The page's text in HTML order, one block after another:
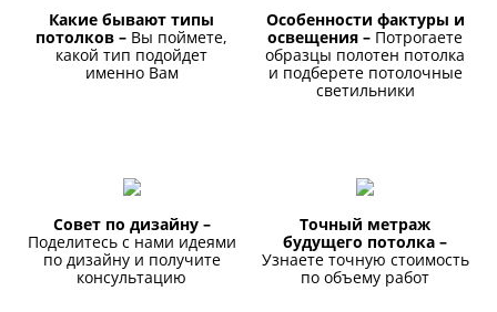
Какие бывают типы
потолков – Вы поймете,
какой тип подойдет
именно Вам
Особенности фактуры и
освещения – Потрогаете
образцы полотен потолка
и подберете потолочные
светильники
Совет по дизайну –
Поделитесь с нами идеями
по дизайну и получите
консультацию
Точный метраж
будущего потолка –
Узнаете точную стоимость
по объему работ